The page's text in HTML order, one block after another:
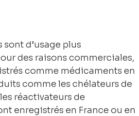
sont d’usage plus
des raisons commerciales,
comme médicaments en
comme les chélateurs de
réactivateurs de
enregistrés en France ou en